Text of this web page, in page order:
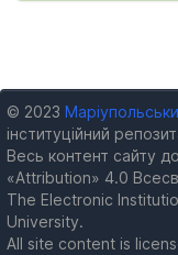
© 2023
інституційний
Весь контент сайту
«Attribution» 4.0
The Electronic
University.
All site content is